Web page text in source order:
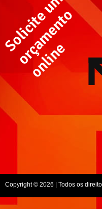
Copyright © 2026 | Todos os